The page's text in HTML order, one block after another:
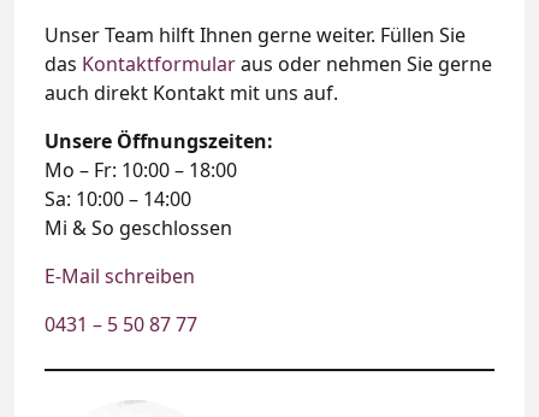
Unser Team hilft Ihnen gerne weiter. Füllen Sie
das Kontaktformularaus oder nehmen Sie gerne
auch direkt Kontakt mit uns auf.
Unsere Öffnungszeiten:
Mo – Fr: 10:00 – 18:00
Sa: 10:00 – 14:00
Mi & So geschlossen
E-Mail schreiben
0431 – 5 50 87 77